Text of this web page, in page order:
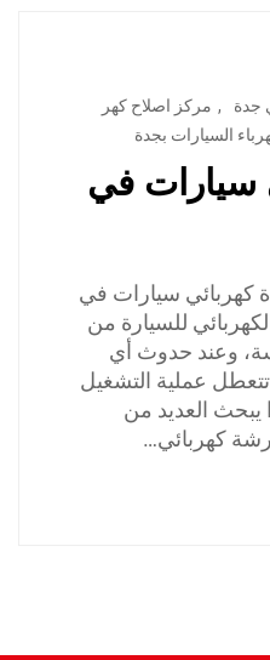
جدة
, مركز اصلاح كهر
السيارات بجدة
سيارات في
كهربائي سيارات في
للسيارة من
وعند حدوث أي
عملية التشغيل
يبحث العديد من
كهربائي…